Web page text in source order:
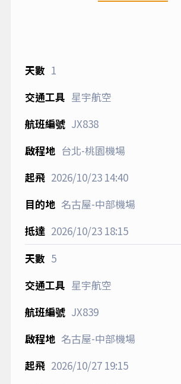
1
星宇航空
JX838
台北-桃園機場
2026/10/2314:40
名古屋-中部機場
2026/10/2318:15
5
星宇航空
JX839
名古屋-中部機場
2026/10/2719:15